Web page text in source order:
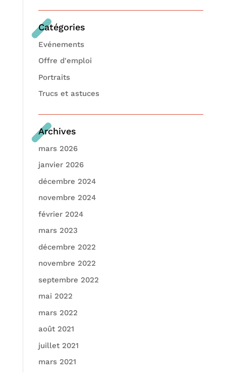
Catégories
Evénements
Offre d'emploi
Portraits
Trucs et astuces
Archives
mars 2026
janvier 2026
décembre 2024
novembre 2024
février 2024
mars 2023
décembre 2022
novembre 2022
septembre 2022
mai 2022
mars 2022
août 2021
juillet 2021
mars 2021